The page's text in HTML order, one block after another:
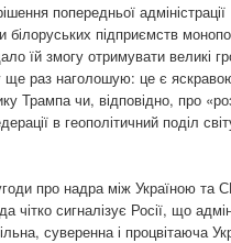
попередньої
білоруських підприємств
їй змогу отримувати великі
ще раз наголошую: це є
Трампа чи, відповідно, про
в геополітичний поділ
про надра між Україною
чітко сигналізує Росії, що
суверенна і процвітаюча